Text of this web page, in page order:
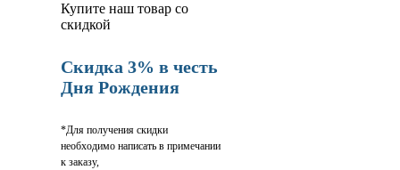
Купите наш товар со
скидкой
Скидка 3% в честь
Дня Рождения
*Для получения скидки
необходимо написать в примечании
к заказу,